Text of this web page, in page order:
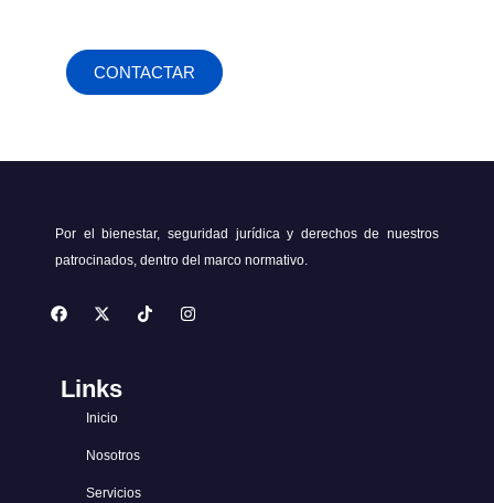
CONTACTAR
Por el bienestar, seguridad jurídica y derechos de nuestros
patrocinados, dentro del marco normativo.
F
a
o
o
X
-
t
t
e
T
i
I
n
Links
Inicio
Nosotros
Servicios